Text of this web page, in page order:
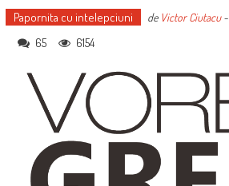
Papornita cu intelepciuni de Victor Ciutacu-
65 6154